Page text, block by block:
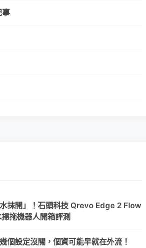
事
抹開」！石頭科技 Qrevo Edge 2 Flow
拖機器人開箱評測
個設定沒關，個資可能早就在外流！